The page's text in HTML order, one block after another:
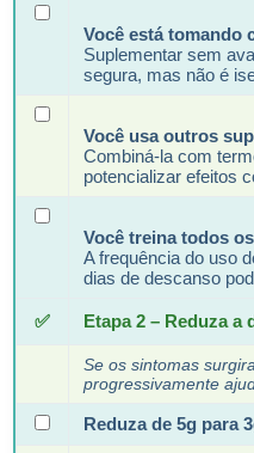
Você está tomando
Suplementar sem
segura, mas não é
Você usa outros
Combiná-la com
potencializar efeitos
Você treina todos
A frequência do uso
dias de descanso
✅ Etapa 2 – Reduza a
Se os sintomas
progressivamente
Reduza de 5g para